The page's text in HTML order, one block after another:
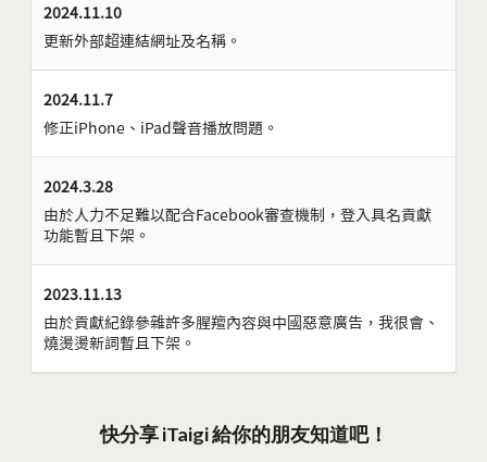
2024.11.10
更新外部超連結網址及名稱。
2024.11.7
修正iPhone、iPad聲音播放問題。
2024.3.28
由於人力不足難以配合Facebook審查機制，登入具名貢獻
功能暫且下架。
2023.11.13
由於貢獻紀錄參雜許多腥羶內容與中國惡意廣告，我很會、
燒燙燙新詞暫且下架。
快分享 iTaigi 給你的朋友知道吧！